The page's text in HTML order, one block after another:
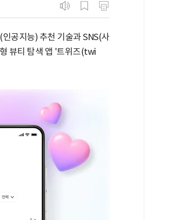
공지능) 추천 기술과 SNS(사
뷰티 탐색 앱 '트위즈(twi